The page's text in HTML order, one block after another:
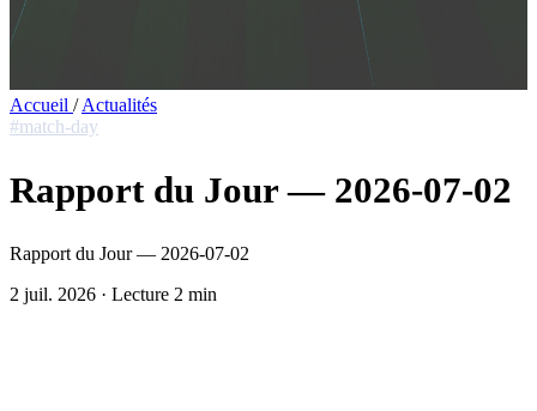
Accueil / Actualités
#match-day
Rapport du Jour — 2026-07-02
Rapport du Jour — 2026-07-02
2 juil. 2026 · Lecture 2 min